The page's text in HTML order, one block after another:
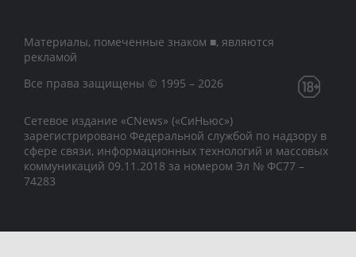
Материалы, помеченные знаком ■, являются
рекламой
Все права защищены © 1995 – 2026
Сетевое издание «CNews» («СиНьюс»)
зарегистрировано Федеральной службой по надзору в
сфере связи, информационных технологий и массовых
коммуникаций 09.11.2018 за номером Эл № ФС77 –
74283